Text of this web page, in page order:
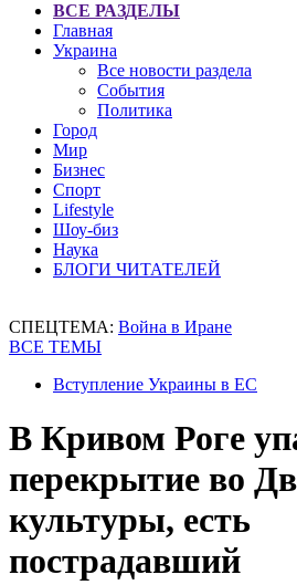
ВСЕ РАЗДЕЛЫ
Главная
Украина
Все новости раздела
События
Политика
Город
Мир
Бизнес
Спорт
Lifestyle
Шоу-биз
Наука
БЛОГИ ЧИТАТЕЛЕЙ
СПЕЦТЕМА: Война в Иране
ВСЕ ТЕМЫ
Вступление Украины в ЕС
В Кривом Роге
перекрытие во
культуры, есть
пострадавший